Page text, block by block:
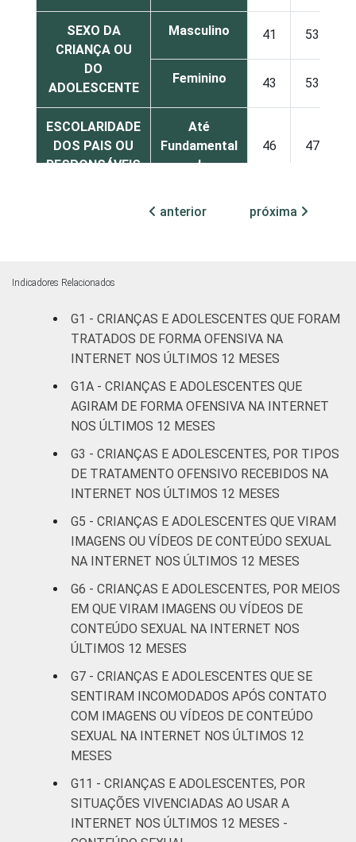
SEXO DA
CRIANÇA OU
DO
ADOLESCENTE
Masculino 41 53
Feminino 43 53
ESCOLARIDADE
DOS PAIS OU
RESPONSÁVEIS
Até
Fundamental
I
46 47
Fundamental
42 53
FAIXA ETÁRIA
DA CRIANÇA
OU DO
De 9 a 10
anos
11
De 11 a 12
21
De 13 a 14
anos
46 48
De 15 a 17
anos
63
FAMILIAR
Até 1 SM
Mais de 1
SM até 2 SM
41
Mais de 2
SM até 3 SM
Mais de 3
SM
46 51
renda
Não sabe 44
anterior próxima
Indicadores Relacionados
G1 - CRIANÇAS E ADOLESCENTES QUE FORAM
TRATADOS DE FORMA OFENSIVA NA
INTERNET NOS ÚLTIMOS 12 MESES
G1A - CRIANÇAS E ADOLESCENTES QUE
AGIRAM DE FORMA OFENSIVA NA INTERNET
NOS ÚLTIMOS 12 MESES
G3 - CRIANÇAS E ADOLESCENTES, POR TIPOS
DE TRATAMENTO OFENSIVO RECEBIDOS NA
INTERNET NOS ÚLTIMOS 12 MESES
G5 - CRIANÇAS E ADOLESCENTES QUE VIRAM
IMAGENS OU VÍDEOS DE CONTEÚDO SEXUAL
NA INTERNET NOS ÚLTIMOS 12 MESES
G6 - CRIANÇAS E ADOLESCENTES, POR MEIOS
EM QUE VIRAM IMAGENS OU VÍDEOS DE
CONTEÚDO SEXUAL NA INTERNET NOS
ÚLTIMOS 12 MESES
G7 - CRIANÇAS E ADOLESCENTES QUE SE
SENTIRAM INCOMODADOS APÓS CONTATO
COM IMAGENS OU VÍDEOS DE CONTEÚDO
SEXUAL NA INTERNET NOS ÚLTIMOS 12
MESES
G11 - CRIANÇAS E ADOLESCENTES, POR
SITUAÇÕES VIVENCIADAS AO USAR A
INTERNET NOS ÚLTIMOS 12 MESES -